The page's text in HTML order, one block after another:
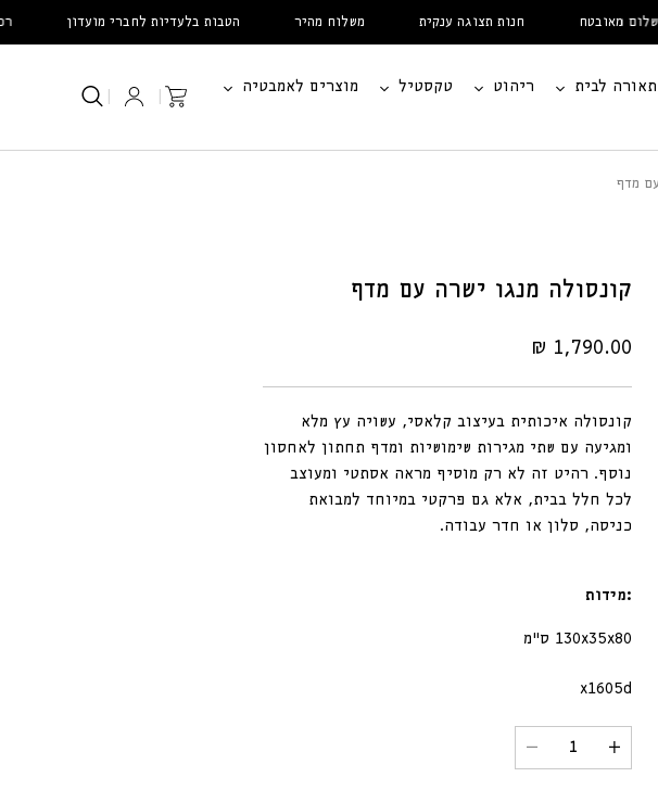
מאובטח חנות תצוגה ענקית משלוח מהיר הטבות בלעדיות לחברי מועדון
תאורה לבית ריהוט טקסטיל
מוצרים לאמבטיה
עֲגָלָה
מדף
קונסולה מנגו ישרה עם מדף
מחיר
1,790.00 ₪
קונסולה איכותית בעיצוב קלאסי, עשויה עץ מלא
ומגיעה עם שתי מגירות שימושיות ומדף תחתון לאחסון
נוסף. רהיט זה לא רק מוסיף מראה אסתטי ומעוצב
לכל חלל בבית, אלא גם פרקטי במיוחד למבואת
כניסה, סלון או חדר עבודה.
:מידות
130x35x80 ס"מ
מק"ט:
x1605d
הגדל
כמות
כמות